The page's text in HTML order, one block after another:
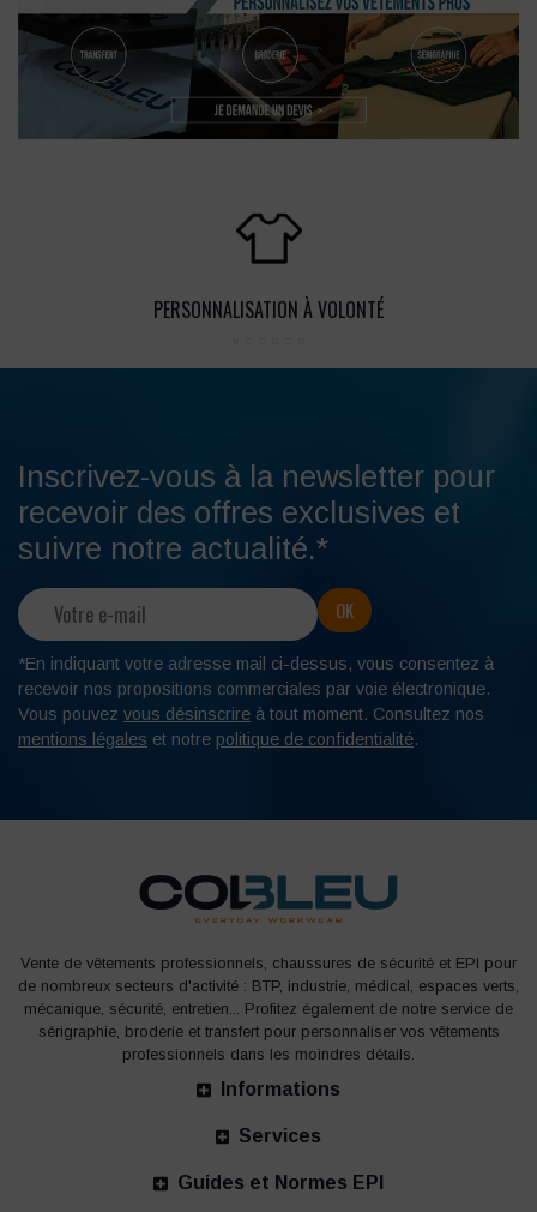
PERSONNALISATION À VOLONTÉ
Inscrivez-vous à la newsletter pour
recevoir des offres exclusives et
suivre notre actualité.*
*En indiquant votre adresse mail ci-dessus, vous consentez à
recevoir nos propositions commerciales par voie électronique.
Vous pouvez vous désinscrire à tout moment. Consultez nos
mentions légales et notre politique de confidentialité.
Vente de vêtements professionnels, chaussures de sécurité et EPI pour
de nombreux secteurs d'activité : BTP, industrie, médical, espaces verts,
mécanique, sécurité, entretien... Profitez également de notre service de
sérigraphie, broderie et transfert pour personnaliser vos vêtements
professionnels dans les moindres détails.
Informations
Services
Guides et Normes EPI